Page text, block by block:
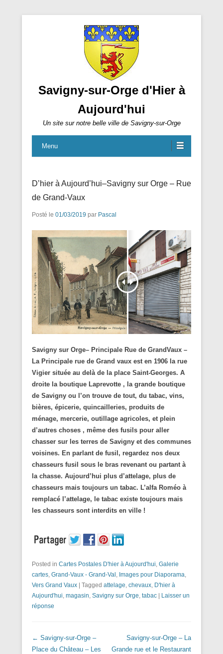
Savigny-sur-Orge d'Hier à
Aujourd'hui
Un site sur notre belle ville de Savigny-sur-Orge
Menu
D’hier à Aujourd’hui–Savigny sur Orge – Rue
de Grand-Vaux
Posté le 01/03/2019 par Pascal
Savigny sur Orge– Principale Rue de GrandVaux –
La Principale rue de Grand vaux est en 1906 la rue
Vigier située au delà de la place Saint-Georges. A
droite la boutique Laprevotte , la grande boutique
de Savigny ou l’on trouve de tout, du tabac, vins,
bières, épicerie, quincailleries, produits de
ménage, mercerie, outillage agricoles, et plein
d’autres choses , même des fusils pour aller
chasser sur les terres de Savigny et des communes
voisines. En parlant de fusil, regardez nos deux
chasseurs fusil sous le bras revenant ou partant à
la chasse. Aujourd’hui plus d’attelage, plus de
chasseurs mais toujours un tabac. L’alfa Roméo à
remplacé l’attelage, le tabac existe toujours mais
les chasseurs sont interdits en ville !
Posted in Cartes Postales D'hier à Aujourd'hui Galerie
cartes Grand-Vaux - Grand-Val Images pour Diaporama
Vers Grand Vaux | Tagged attelage chevaux D'hier à
Aujourd'hui magasin Savigny sur Orge tabac | Laisser un
réponse
Navigation dans les articles
← Savigny-sur-Orge –
Place du Château – Les
Savigny-sur-Orge – La
Grande rue et le Restaurant